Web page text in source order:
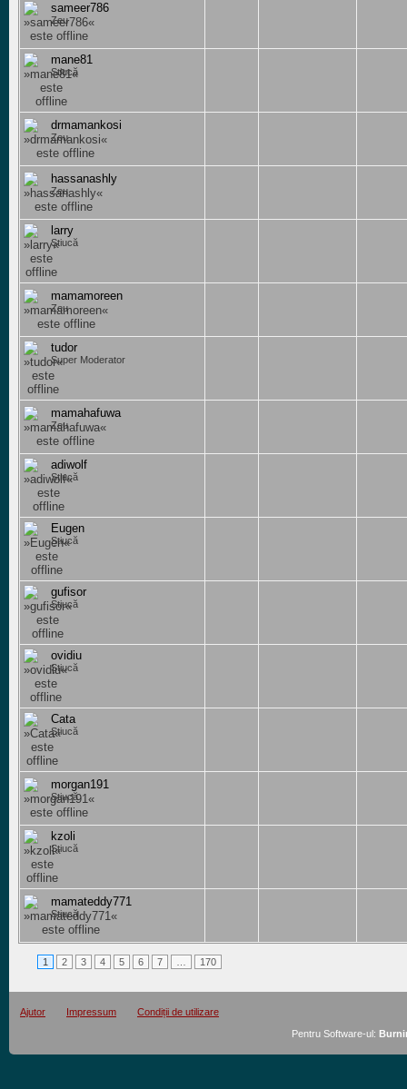
sameer786
Zeu
mane81
Știucă
drmamankosi
Zeu
hassanashly
Zeu
larry
Știucă
mamamoreen
Zeu
tudor
Super Moderator
mamahafuwa
Zeu
adiwolf
Știucă
Eugen
Știucă
gufisor
Știucă
ovidiu
Știucă
Cata
Știucă
morgan191
Știucă
kzoli
Știucă
mamateddy771
Știucă
1 2 3 4 5 6 7 … 170
Ajutor Impressum
Condiții de utilizare
Pentru Software-ul: